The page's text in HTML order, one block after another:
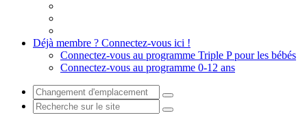
Déjà membre ? Connectez-vous ici !
Connectez-vous au programme Triple P pour les bébés
Connectez-vous au programme 0-12 ans